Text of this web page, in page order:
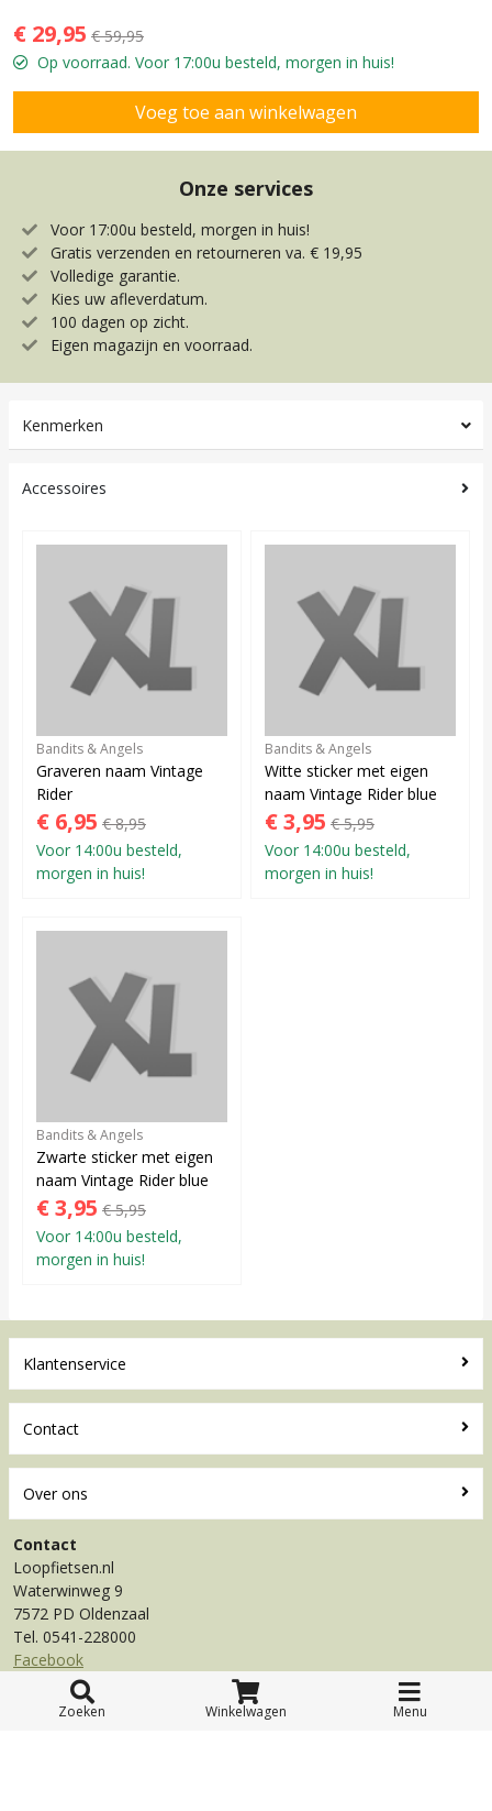
Zoeken Winkelwagen Menu
€ 29,95 € 59,95
Op voorraad. Voor 17:00u besteld, morgen in huis!
Onze services
Voor 17:00u besteld, morgen in huis!
Gratis verzenden en retourneren va. € 19,95
Volledige garantie.
Kies uw afleverdatum.
100 dagen op zicht.
Eigen magazijn en voorraad.
Kenmerken
Accessoires
Bandits & Angels
Graveren naam Vintage
Rider
€ 6,95 € 8,95
Voor 14:00u besteld,
morgen in huis!
Bandits & Angels
Witte sticker met eigen
naam Vintage Rider blue
€ 3,95 € 5,95
Voor 14:00u besteld,
morgen in huis!
Bandits & Angels
Zwarte sticker met eigen
naam Vintage Rider blue
€ 3,95 € 5,95
Voor 14:00u besteld,
morgen in huis!
Klantenservice
Contact
Over ons
Contact
Loopfietsen.nl
Waterwinweg 9
7572 PD Oldenzaal
Tel. 0541-228000
Facebook